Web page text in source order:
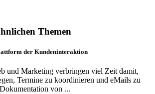
Themen
der Kundeninteraktion
und Marketing verbringen viel Zeit damit,
Termine zu koordinieren und eMails zu
von ...